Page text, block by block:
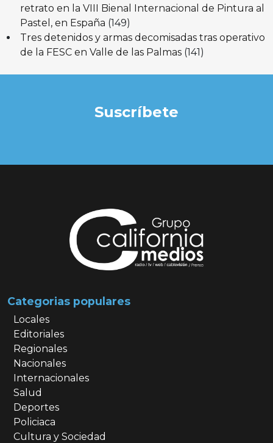
retrato en la VIII Bienal Internacional de Pintura al
Pastel, en España (149)
Tres detenidos y armas decomisadas tras operativo
de la FESC en Valle de las Palmas (141)
Suscríbete
Categorias populares
Locales
Editoriales
Regionales
Nacionales
Internacionales
Salud
Deportes
Policiaca
Cultura y Sociedad